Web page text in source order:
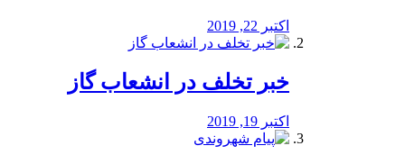
اکتبر 22, 2019
خبر تخلف در انشعاب گاز
اکتبر 19, 2019